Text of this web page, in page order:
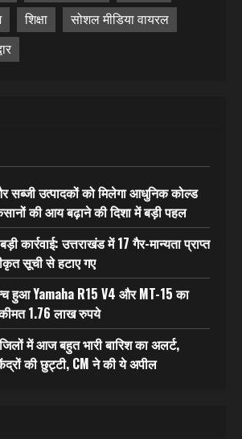
शिक्षा
सोशल मीडिया वायरल
उत्पादकों को मिलेगा आधुनिक कोल्ड
की आय बढ़ाने की दिशा में बड़ी पहल
कार्रवाई: उत्तराखंड में 17 गैर-मान्यता प्राप्त
सूची से हटाए गए
हुआ Yamaha R15 V4 और MT-15 का
1.76 लाख रुपये
में आज बहुत भारी बारिश का अलर्ट,
की छुट्टी, CM ने की ये अपील